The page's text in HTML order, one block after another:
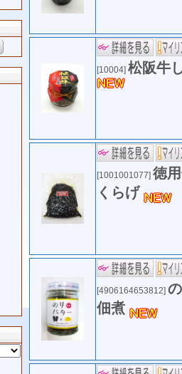
[10004] 松阪牛
[1001001077] 徳
くらげ
[4906164653812]
佃煮